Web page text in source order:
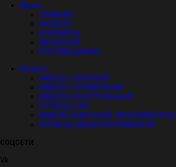
Меню
ГЛАВНАЯ
КАТАЛОГ
КОНТАКТЫ
ВАКАНСИИ
ПОСТАВЩИКАМ
Каталог
КАБЕЛЬ СИЛОВОЙ
КАБЕЛЬ УПРАВЛЕНИЯ
КАБЕЛЬ КОНТРОЛЬНЫЙ
ПРОВОД СИП
КАБЕЛЬ ШАХТНЫЙ
ПРОВОД НЕИЗОЛИРОВАННЫЙ
СОЦСЕТИ
Vk